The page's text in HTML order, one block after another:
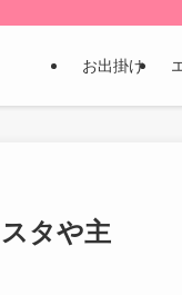
お出掛け
タや主